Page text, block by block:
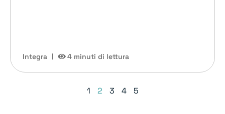
Integra 4 minuti di lettura
1 2 3 4 5